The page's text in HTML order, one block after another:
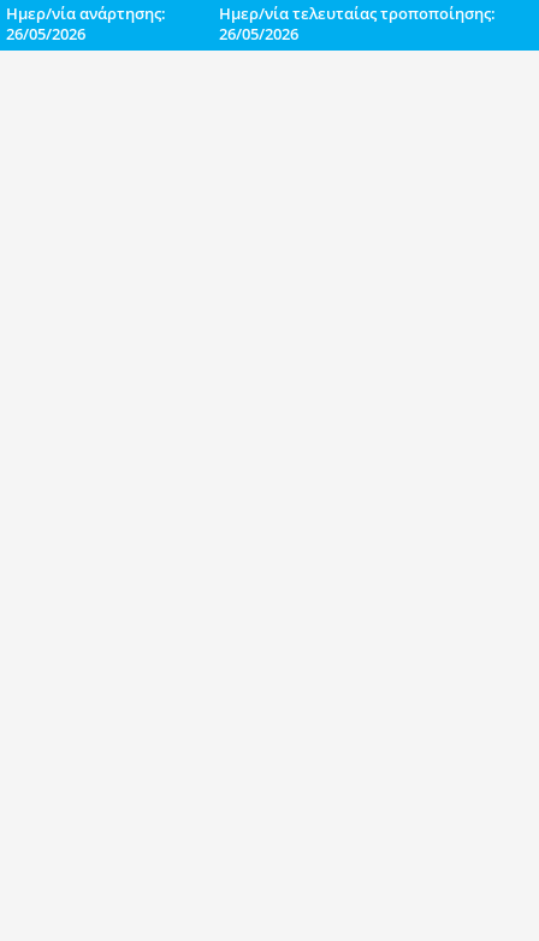
Ημερ/νία ανάρτησης:
26/05/2026
Ημερ/νία τελευταίας τροποποίησης:
26/05/2026